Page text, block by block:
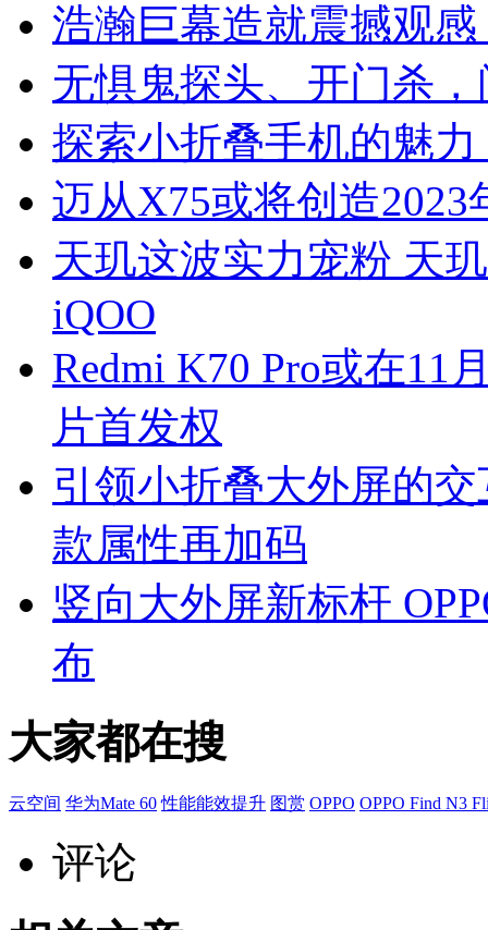
浩瀚巨幕造就震撼观
无惧鬼探头、开门杀
探索小折叠手机的魅
迈从X75或将创造
天玑这波实力宠粉 天
iQOO
Redmi K70 Pro或在11
片首发权
引领小折叠大外屏的
款属性再加码
竖向大外屏新标杆
布
大家都在搜
云空间 华为Mate 60 性能能效提升 图赏 OPPO OPPO Find N3
评论